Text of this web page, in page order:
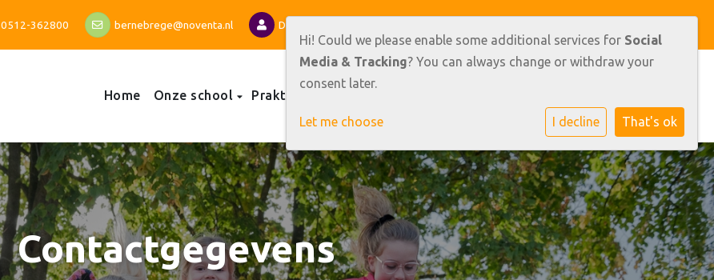
0512-362800 bernebrege@noventa.nl Directeur: Betty Maat-Weistra
Home Onze school Praktische informatie
Contactgegevens
Hi! Could we please enable some additional services for Social
Media & Tracking? You can always change or withdraw your
consent later.
Let me choose I decline That's ok